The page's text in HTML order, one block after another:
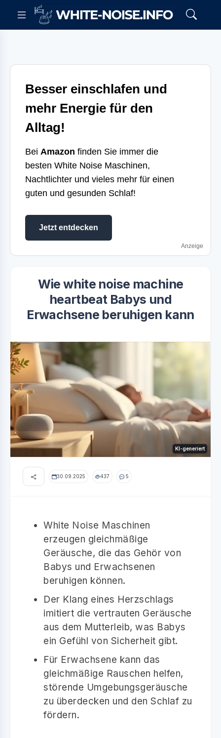
Besser einschlafen und
mehr Energie für den
Alltag!
Bei Amazon finden Sie immer die
besten White Noise Maschinen,
Nachtlichter und vieles mehr für einen
guten und gesunden Schlaf!
Jetzt entdecken
Anzeige
Wie white noise machine
heartbeat Babys und
Erwachsene beruhigen kann
KI-generiert
30.09.2025 437 5
White Noise Maschinen
erzeugen gleichmäßige
Geräusche, die das Gehör von
Babys und Erwachsenen
beruhigen können.
Der Klang eines Herzschlags
imitiert die vertrauten Geräusche
aus dem Mutterleib, was Babys
ein Gefühl von Sicherheit gibt.
Für Erwachsene kann das
gleichmäßige Rauschen helfen,
störende Umgebungsgeräusche
zu überdecken und den Schlaf zu
fördern.